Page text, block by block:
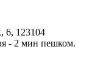
6, 123104
- 2 мин пешком.